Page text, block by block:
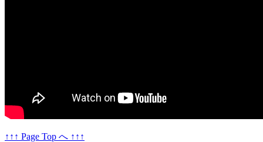
↑↑↑ Page Top へ ↑↑↑